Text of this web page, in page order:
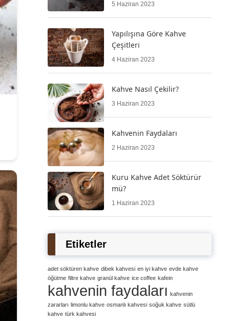
5 Haziran 2023
Yapılışına Göre Kahve
Çeşitleri
4 Haziran 2023
Kahve Nasıl Çekilir?
3 Haziran 2023
Kahvenin Faydaları
2 Haziran 2023
Kuru Kahve Adet Söktürür
mü?
1 Haziran 2023
Etiketler
adet söktüren kahve dibek kahvesi en iyi kahve evde kahve
öğütme filtre kahve granül kahve ice coffee kafein
kahvenin faydaları kahvenin
zararları limonlu kahve osmanlı kahvesi soğuk kahve sütlü
kahve türk kahvesi